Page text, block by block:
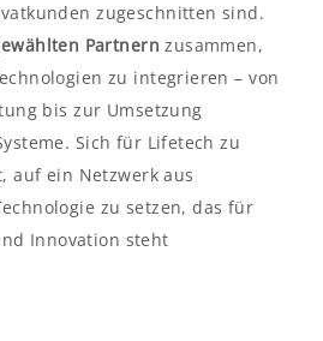
zugeschnitten sind.
Partnern zusammen,
zu integrieren – von
bis zur Umsetzung
Sich für Lifetech zu
auf ein Netzwerk aus
zu setzen, das für
Innovation steht